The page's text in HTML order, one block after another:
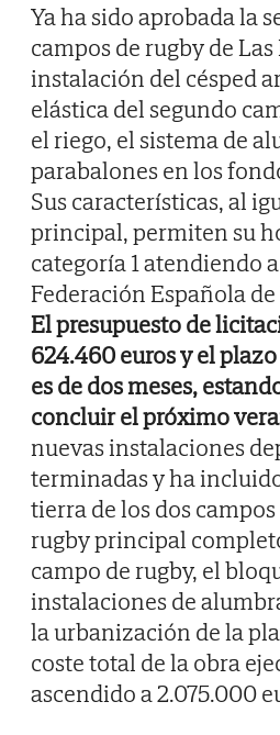
Ya ha sido aprobada la
campos de rugby de
instalación del césped
elástica del segundo
el riego, el sistema de
parabalones en los
Sus características, al
principal, permiten su
categoría 1 atendiendo
Federación Española
El presupuesto de
624.460 euros y el
es de dos meses,
concluir el próximo
nuevas instalaciones
terminadas y ha
tierra de los dos
rugby principal
campo de rugby, el
instalaciones de
la urbanización de la
coste total de la obra
ascendido a 2.075.000